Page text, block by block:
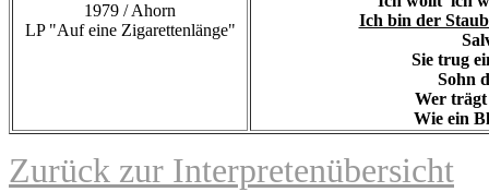
1979 / Ahorn
LP "Auf eine Zigarettenlänge"
Ich bin der
Sie trug
Sohn
Wer trägt
Wie ein
Zurück zur Interpretenübersicht